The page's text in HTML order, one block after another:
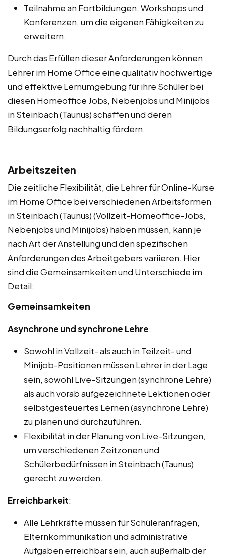
Teilnahme an Fortbildungen, Workshops und
Konferenzen, um die eigenen Fähigkeiten zu
erweitern.
Durch das Erfüllen dieser Anforderungen können
Lehrer im Home Office eine qualitativ hochwertige
und effektive Lernumgebung für ihre Schüler bei
diesen Homeoffice Jobs, Nebenjobs und Minijobs
in Steinbach (Taunus) schaffen und deren
Bildungserfolg nachhaltig fördern.
Arbeitszeiten
Die zeitliche Flexibilität, die Lehrer für Online-Kurse
im Home Office bei verschiedenen Arbeitsformen
in Steinbach (Taunus) (Vollzeit-Homeoffice-Jobs,
Nebenjobs und Minijobs) haben müssen, kann je
nach Art der Anstellung und den spezifischen
Anforderungen des Arbeitgebers variieren. Hier
sind die Gemeinsamkeiten und Unterschiede im
Detail:
Gemeinsamkeiten
Asynchrone und synchrone Lehre:
Sowohl in Vollzeit- als auch in Teilzeit- und
Minijob-Positionen müssen Lehrer in der Lage
sein, sowohl Live-Sitzungen (synchrone Lehre)
als auch vorab aufgezeichnete Lektionen oder
selbstgesteuertes Lernen (asynchrone Lehre)
zu planen und durchzuführen.
Flexibilität in der Planung von Live-Sitzungen,
um verschiedenen Zeitzonen und
Schülerbedürfnissen in Steinbach (Taunus)
gerecht zu werden.
Erreichbarkeit:
Alle Lehrkräfte müssen für Schüleranfragen,
Elternkommunikation und administrative
Aufgaben erreichbar sein, auch außerhalb der